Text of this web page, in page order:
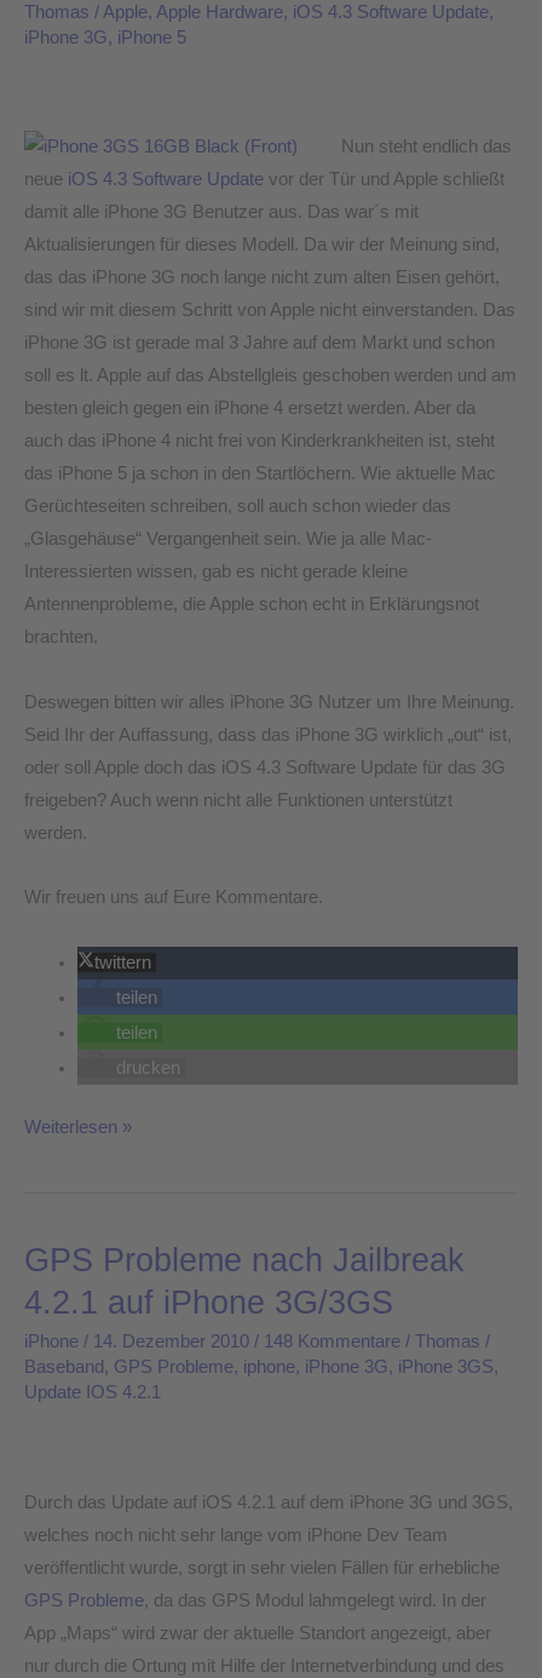
Thomas / Apple, Apple Hardware, iOS 4.3 Software Update,
iPhone 3G, iPhone 5
Nun steht endlich das
neue iOS 4.3 Software Update vor der Tür und Apple schließt
damit alle iPhone 3G Benutzer aus. Das war´s mit
Aktualisierungen für dieses Modell. Da wir der Meinung sind,
das das iPhone 3G noch lange nicht zum alten Eisen gehört,
sind wir mit diesem Schritt von Apple nicht einverstanden. Das
iPhone 3G ist gerade mal 3 Jahre auf dem Markt und schon
soll es lt. Apple auf das Abstellgleis geschoben werden und am
besten gleich gegen ein iPhone 4 ersetzt werden. Aber da
auch das iPhone 4 nicht frei von Kinderkrankheiten ist, steht
das iPhone 5 ja schon in den Startlöchern. Wie aktuelle Mac
Gerüchteseiten schreiben, soll auch schon wieder das
„Glasgehäuse“ Vergangenheit sein. Wie ja alle Mac-
Interessierten wissen, gab es nicht gerade kleine
Antennenprobleme, die Apple schon echt in Erklärungsnot
brachten.
Deswegen bitten wir alles iPhone 3G Nutzer um Ihre Meinung.
Seid Ihr der Auffassung, dass das iPhone 3G wirklich „out“ ist,
oder soll Apple doch das iOS 4.3 Software Update für das 3G
freigeben? Auch wenn nicht alle Funktionen unterstützt
werden.
Wir freuen uns auf Eure Kommentare.
twittern
teilen
teilen
drucken
iPhone
Weiterlesen »
GPS Probleme nach Jailbreak
4.2.1 auf iPhone 3G/3GS
iPhone / 14. Dezember 2010 / 148 Kommentare / Thomas /
Baseband, GPS Probleme, iphone, iPhone 3G, iPhone 3GS,
Update IOS 4.2.1
Durch das Update auf iOS 4.2.1 auf dem iPhone 3G und 3GS,
welches noch nicht sehr lange vom iPhone Dev Team
veröffentlicht wurde, sorgt in sehr vielen Fällen für erhebliche
GPS Probleme, da das GPS Modul lahmgelegt wird. In der
App „Maps“ wird zwar der aktuelle Standort angezeigt, aber
nur durch die Ortung mit Hilfe der Internetverbindung und des
GPS
nach
Jailbreak
4.2.1